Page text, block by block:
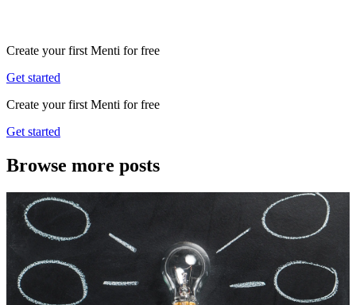
Create your first Menti for free
Get started
Create your first Menti for free
Get started
Browse more posts